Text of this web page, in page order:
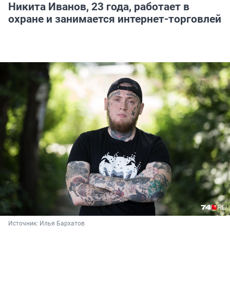
Никита Иванов, 23 года, работает в
охране и занимается интернет-торговлей
Источник: Илья Бархатов